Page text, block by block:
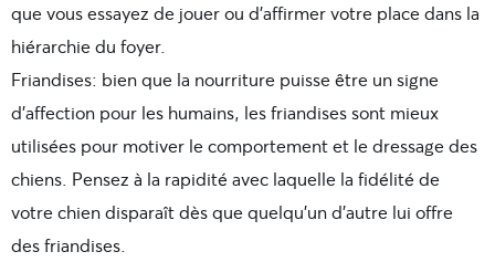
que vous essayez de jouer ou d’affirmer votre place dans la
hiérarchie du foyer.
Friandises: bien que la nourriture puisse être un signe
d’affection pour les humains, les friandises sont mieux
utilisées pour motiver le comportement et le dressage des
chiens. Pensez à la rapidité avec laquelle la fidélité de
votre chien disparaît dès que quelqu’un d’autre lui offre
des friandises.